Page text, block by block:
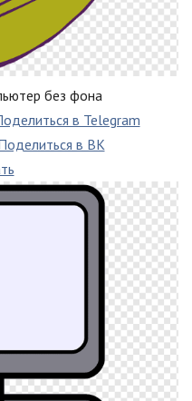
без фона
в Telegram
в ВК